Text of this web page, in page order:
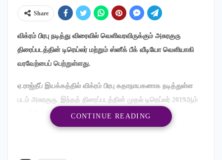
Share
விக்ரம் பிரபு நடித்து விரைவில் வெளிவரவிருக்கும் அசுரகுரு
திரைப்படத்தின் டிரெய்லர் மற்றும் ஸ்னீக் பீக் வீடியோ வெளியாகி
வரவேற்பைப் பெற்றுள்ளது.
ஏ.ராஜ்தீப் இயக்கத்தில் விக்ரம் பிரபு கதாநாயகனாக நடித்துள்ள
படம் அசுரகுரு. இந்தத் திரைப்படத்தின் முதல் டிரெய்லர் 2019ஆம்
ஆண்டு ஜூலை மாதம் வெளியானது. ‘ரயில் பெட்டியின்
மேற்கூரையில் துளையிட்டு கோடிக்கணக்கான பணத்தை ஒருவர்
CONTINUE READING